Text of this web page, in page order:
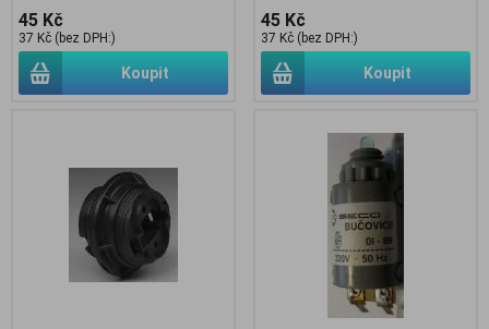
45 Kč
37 Kč (bez DPH:)
Koupit
45 Kč
37 Kč (bez DPH:)
Koupit